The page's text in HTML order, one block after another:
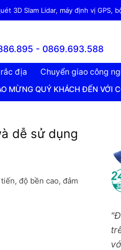
3D Slam Lidar, máy định vị GPS,
- 0869.693.588
địa Chuyển giao công
KHÁCH ĐẾN VỚI CÔNG TY
dễ sử dụng
độ bền cao, đảm